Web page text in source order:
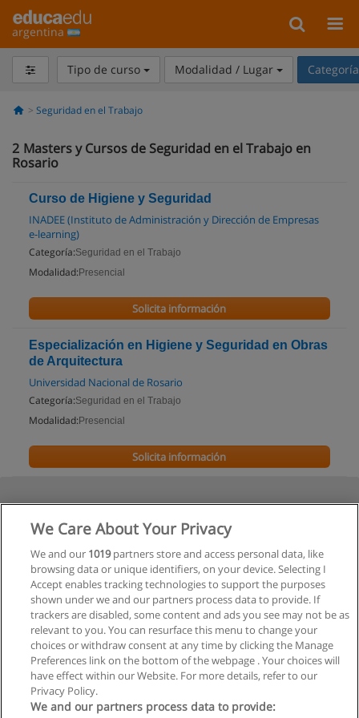
argentina
Tipo de curso Modalidad / Lugar
Seguridad en el Trabajo
2 Masters y Cursos de Seguridad en el Trabajo en
Rosario
Curso de Higiene y Seguridad
INADEE (Instituto de Administración y Dirección de Empresas
e-learning)
Categoría:Seguridad en el Trabajo
Modalidad: Presencial
Solicita información
Especialización en Higiene y Seguridad en Obras
de Arquitectura
Universidad Nacional de Rosario
Categoría:Seguridad en el Trabajo
Modalidad: Presencial
Solicita información
We Care About Your Privacy
We and our 1019partners store and access personal data, like
browsing data or unique identifiers, on your device. Selecting I
Accept enables tracking technologies to support the purposes
shown under we and our partners process data to provide. If
trackers are disabled, some content and ads you see may not be as
relevant to you. You can resurface this menu to change your
choices or withdraw consent at any time by clicking the Manage
Preferences link on the bottom of the webpage . Your choices will
have effect within our Website. For more details, refer to our
Privacy Policy.
We and our partners process data to provide: